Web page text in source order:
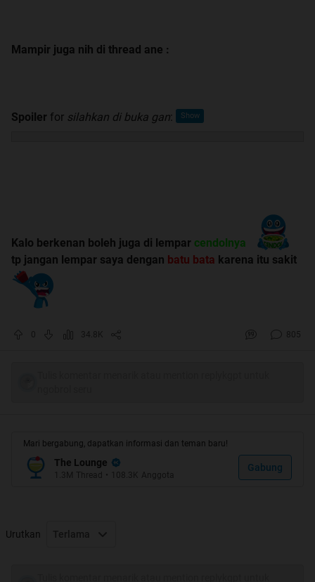
Mampir juga nih di thread ane :
Spoiler for silahkan di buka gan:
Kalo berkenan boleh juga di lempar cendolnya
tp jangan lempar saya dengan batu bata karena itu sakit
0 34.8K 805
Mari bergabung, dapatkan informasi dan teman baru!
The Lounge
1.3M Thread • 108.3K Anggota
Gabung
Urutkan Terlama